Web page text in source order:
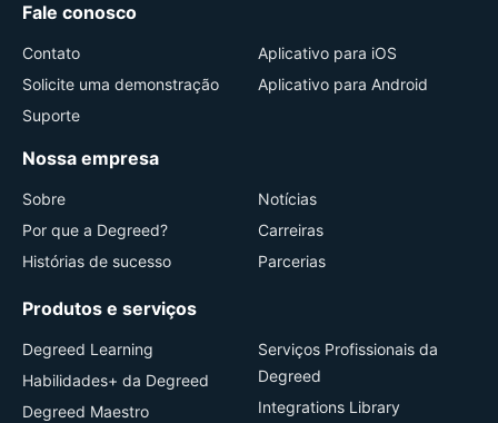
Fale conosco
Contato
Solicite uma demonstração
Suporte
Aplicativo para iOS
Aplicativo para Android
Nossa empresa
Sobre
Por que a Degreed?
Histórias de sucesso
Notícias
Carreiras
Parcerias
Produtos e serviços
Degreed Learning
Habilidades+ da Degreed
Degreed Maestro
Serviços Profissionais da
Degreed
Integrations Library